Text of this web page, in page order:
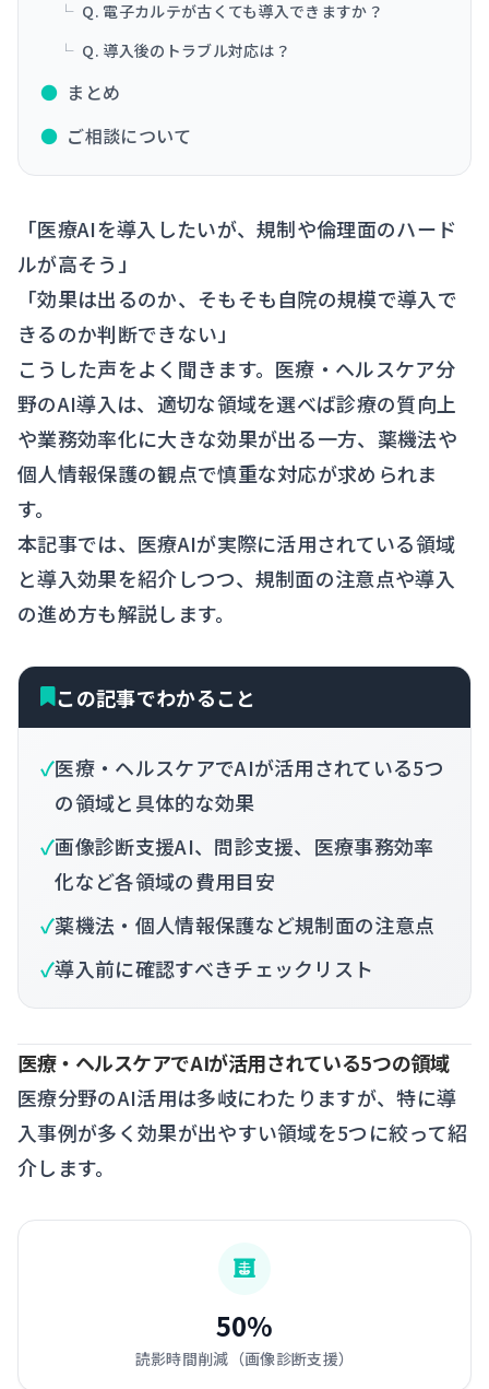
└ Q. 電子カルテが古くても導入できますか？
└ Q. 導入後のトラブル対応は？
● まとめ
● ご相談について
「医療AIを導入したいが、規制や倫理面のハード
ルが高そう」
「効果は出るのか、そもそも自院の規模で導入で
きるのか判断できない」
こうした声をよく聞きます。医療・ヘルスケア分
野のAI導入は、適切な領域を選べば診療の質向上
や業務効率化に大きな効果が出る一方、薬機法や
個人情報保護の観点で慎重な対応が求められま
す。
本記事では、医療AIが実際に活用されている領域
と導入効果を紹介しつつ、規制面の注意点や導入
の進め方も解説します。
この記事でわかること
医療・ヘルスケアでAIが活用されている5つ
の領域と具体的な効果
画像診断支援AI、問診支援、医療事務効率
化など各領域の費用目安
薬機法・個人情報保護など規制面の注意点
導入前に確認すべきチェックリスト
医療・ヘルスケアでAIが活用されている5つの領域
医療分野のAI活用は多岐にわたりますが、特に導
入事例が多く効果が出やすい領域を5つに絞って紹
介します。
50%
読影時間削減（画像診断支援）